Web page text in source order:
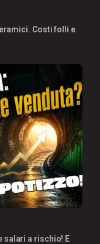
Costi folli e
salari a rischio! E